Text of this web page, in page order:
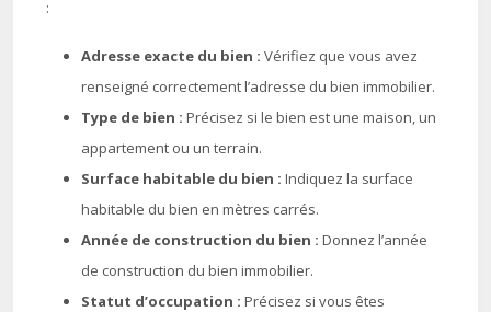
:
Adresse exacte du bien : Vérifiez que vous avez
renseigné correctement l’adresse du bien immobilier.
Type de bien : Précisez si le bien est une maison, un
appartement ou un terrain.
Surface habitable du bien : Indiquez la surface
habitable du bien en mètres carrés.
Année de construction du bien : Donnez l’année
de construction du bien immobilier.
Statut d’occupation : Précisez si vous êtes